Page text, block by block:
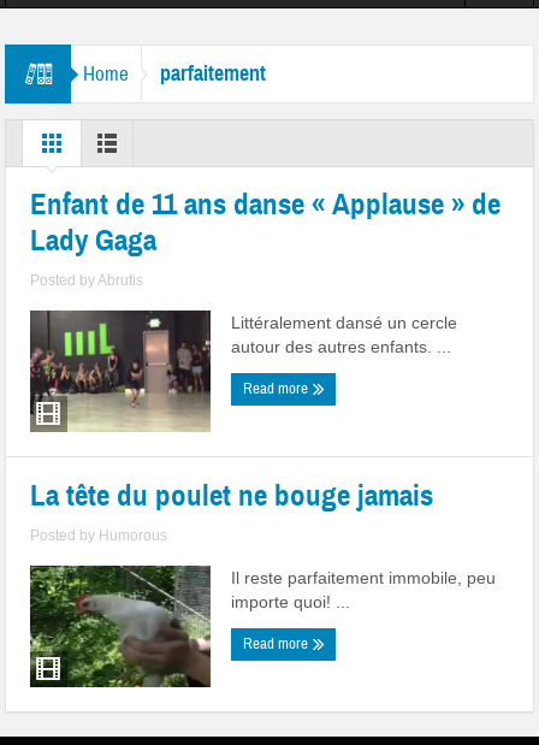
Home parfaitement
Enfant de 11 ans danse « Applause » de
Lady Gaga
Posted byAbrutis
Littéralement dansé un cercle
autour des autres enfants. ...
Read more
La tête du poulet ne bouge jamais
Posted by Humorous
Il reste parfaitement immobile, peu
importe quoi! ...
Read more